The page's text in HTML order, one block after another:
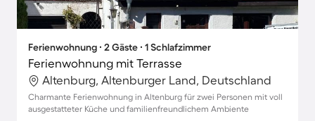
Ferienwohnung ∙ 2 Gäste ∙ 1 Schlafzimmer
Ferienwohnung mit Terrasse
Altenburg, Altenburger Land, Deutschland
Charmante Ferienwohnung in Altenburg für zwei Personen mit voll
ausgestatteter Küche und familienfreundlichem Ambiente